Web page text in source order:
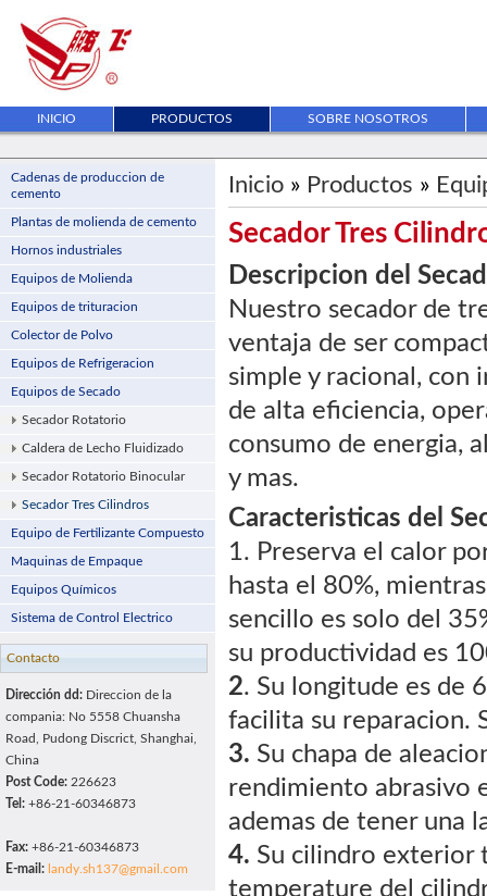
INICIO PRODUCTOS SOBRE NOSOTROS
Cadenas de produccion de
cemento
Plantas de molienda de cemento
Hornos industriales
Equipos de Molienda
Equipos de trituracion
Colector de Polvo
Equipos de Refrigeracion
Equipos de Secado
Secador Rotatorio
Caldera de Lecho Fluidizado
Secador Rotatorio Binocular
Secador Tres Cilindros
Equipo de Fertilizante Compuesto
Maquinas de Empaque
Equipos Químicos
Sistema de Control Electrico
Contacto
Dirección dd: Direccion de la
compania: No 5558 Chuansha
Road, Pudong Discrict, Shanghai,
China
Post Code: 226623
Tel: +86-21-60346873
Fax: +86-21-60346873
E-mail: landy.sh137@gmail.com
Inicio » Productos »
Secador Tres
Descripcion del
Nuestro secador de
ventaja de ser
simple y racional, con
de alta eficiencia,
consumo de energia,
y mas.
Caracteristicas del
1. Preserva el calor
hasta el 80%,
sencillo es solo del
su productividad es
2. Su longitude es de
facilita su reparacion.
3. Su chapa de
rendimiento abrasivo
ademas de tener una
4. Su cilindro exterior
temperature del